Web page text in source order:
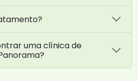
uma clínica de